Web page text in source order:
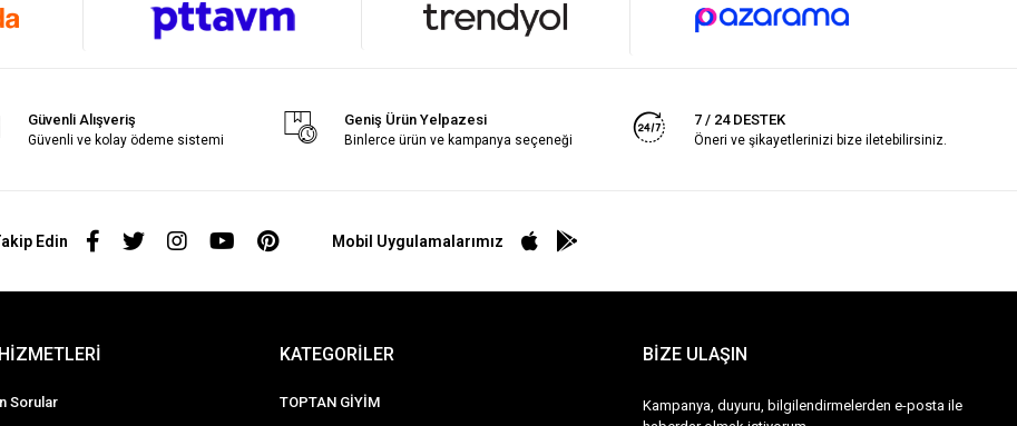
Güvenli Alışveriş
Güvenli ve kolay ödeme sistemi
Geniş Ürün Yelpazesi
Binlerce ürün ve kampanya seçeneği
7 / 24 DESTEK
Öneri ve şikayetlerinizi bize iletebilirsiniz.
Edin Mobil Uygulamalarımız
Sorular
KATEGORİLER
TOPTAN GİYİM
BİZE ULAŞIN
Kampanya, duyuru, bilgilendirmelerden e-posta ile